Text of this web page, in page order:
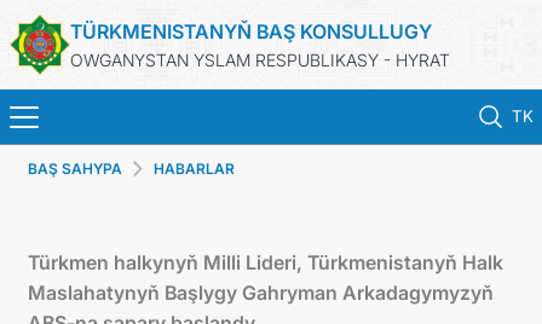
TÜRKMENISTANYŇ BAŞ KONSULLUGY
OWGANYSTAN YSLAM RESPUBLIKASY - HYRAT
TK
BAŞ SAHYPA
TÜRKMENISTAN
BAŞ SAHYPA HABARLAR
Türkmen halkynyň Milli Lideri, Türkmenistanyň Halk
Maslahatynyň Başlygy Gahryman Arkadagymyzyň